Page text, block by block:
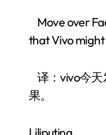
Move over
that Vivo
译：vivo今
果。